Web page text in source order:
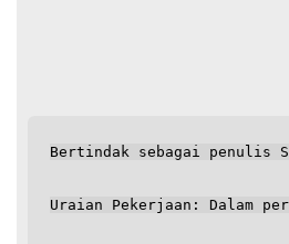
Bertindak sebagai penulis
Uraian Pekerjaan: Dalam